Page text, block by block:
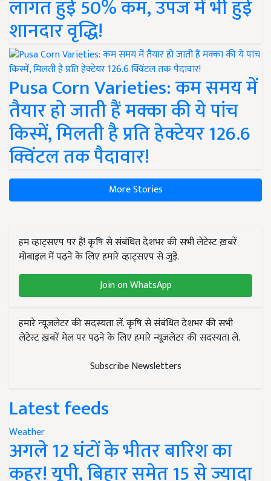
लागत हुई 50% कम, उपज में भी हुई
शानदार वृद्धि!
Pusa Corn Varieties: कम समय में
तैयार हो जाती हैं मक्का की ये पांच
किस्में, मिलती है प्रति हेक्टेयर 126.6
क्विंटल तक पैदावार!
More Stories
हम व्हाट्सएप पर हैं! कृषि से संबंधित देशभर की सभी लेटेस्ट ख़बरें
मोबाइल में पढ़ने के लिए हमारे व्हाट्सएप से जुड़ें.
Join on WhatsApp
हमारे न्यूज़लेटर की सदस्यता लें. कृषि से संबंधित देशभर की सभी
लेटेस्ट ख़बरें मेल पर पढ़ने के लिए हमारे न्यूज़लेटर की सदस्यता लें.
Subscribe Newsletters
Latest feeds
Weather
अगले 12 घंटों के भीतर बारिश का
कहर! यूपी, बिहार समेत 15 से ज्यादा